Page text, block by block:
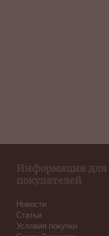
Информация для
покупателей
Новости
Статьи
Условия покупки